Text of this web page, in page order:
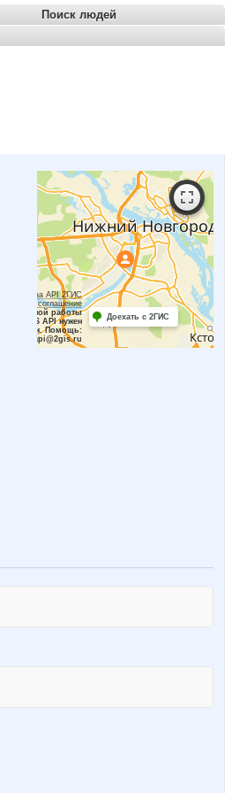
Поиск людей
Работает на API 2ГИС
соглашение
корректной работы
Raster JS API нужен
ключ. Помощь:
api@2gis.ru
Доехать с 2ГИС